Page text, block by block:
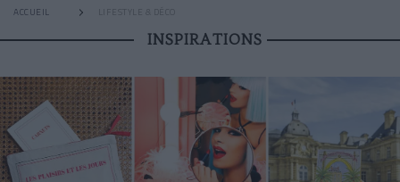
ACCUEIL LIFESTYLE & DÉCO
INSPIRATIONS